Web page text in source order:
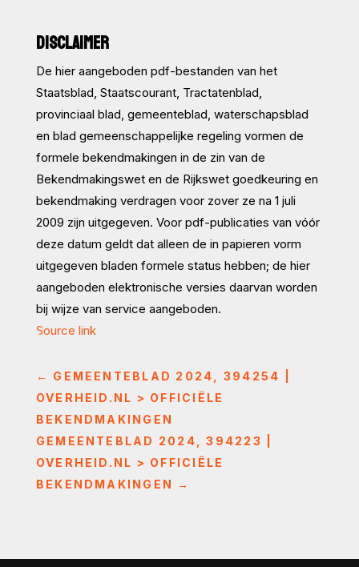
DISCLAIMER
De hier aangeboden pdf-bestanden van het
Staatsblad, Staatscourant, Tractatenblad,
provinciaal blad, gemeenteblad, waterschapsblad
en blad gemeenschappelijke regeling vormen de
formele bekendmakingen in de zin van de
Bekendmakingswet en de Rijkswet goedkeuring en
bekendmaking verdragen voor zover ze na 1 juli
2009 zijn uitgegeven. Voor pdf-publicaties van vóór
deze datum geldt dat alleen de in papieren vorm
uitgegeven bladen formele status hebben; de hier
aangeboden elektronische versies daarvan worden
bij wijze van service aangeboden.
Source link
← GEMEENTEBLAD 2024, 394254 |
OVERHEID.NL > OFFICIËLE
BEKENDMAKINGEN
GEMEENTEBLAD 2024, 394223 |
OVERHEID.NL > OFFICIËLE
BEKENDMAKINGEN →